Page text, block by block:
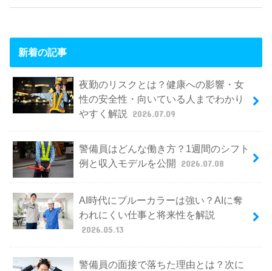
新着の記事
夜勤のリスクとは？健康への影響・女
性の安全性・向いている人までわかり
やすく解説
2026.07.09
警備員はどんな働き方？1週間のシフト
例と収入モデルを公開 2026.07.08
AI時代にブルーカラーは強い？AIに奪
われにくい仕事と将来性を解説
2026.05.13
警備員の面接で落ちた理由とは？次に